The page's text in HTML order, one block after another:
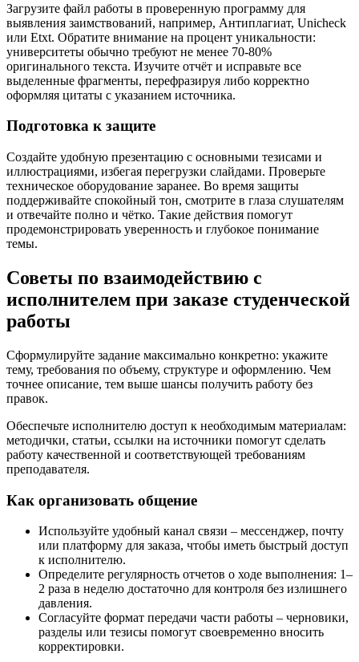
Загрузите файл работы в проверенную программу для
выявления заимствований, например, Антиплагиат, Unicheck
или Etxt. Обратите внимание на процент уникальности:
университеты обычно требуют не менее 70-80%
оригинального текста. Изучите отчёт и исправьте все
выделенные фрагменты, перефразируя либо корректно
оформляя цитаты с указанием источника.
Подготовка к защите
Создайте удобную презентацию с основными тезисами и
иллюстрациями, избегая перегрузки слайдами. Проверьте
техническое оборудование заранее. Во время защиты
поддерживайте спокойный тон, смотрите в глаза слушателям
и отвечайте полно и чётко. Такие действия помогут
продемонстрировать уверенность и глубокое понимание
темы.
Советы по взаимодействию с
исполнителем при заказе студенческой
работы
Сформулируйте задание максимально конкретно: укажите
тему, требования по объему, структуре и оформлению. Чем
точнее описание, тем выше шансы получить работу без
правок.
Обеспечьте исполнителю доступ к необходимым материалам:
методички, статьи, ссылки на источники помогут сделать
работу качественной и соответствующей требованиям
преподавателя.
Как организовать общение
Используйте удобный канал связи – мессенджер, почту
или платформу для заказа, чтобы иметь быстрый доступ
к исполнителю.
Определите регулярность отчетов о ходе выполнения: 1–
2 раза в неделю достаточно для контроля без излишнего
давления.
Согласуйте формат передачи части работы – черновики,
разделы или тезисы помогут своевременно вносить
корректировки.